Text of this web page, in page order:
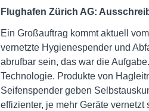
Flughafen Zürich AG:
Ein Großauftrag kommt aktuell
vernetzte Hygienespender und
abrufbar sein, das war die
Technologie. Produkte von
Seifenspender geben
effizienter, je mehr Geräte